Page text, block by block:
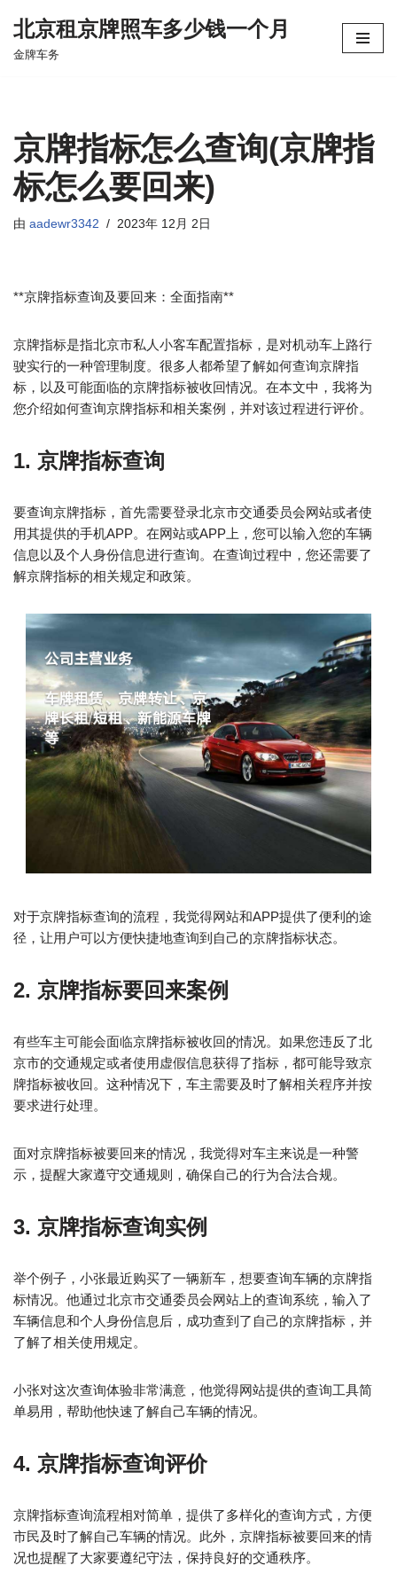
跳
北京租京牌照车多少钱一个月
金牌车务
京牌指标怎么查询(京牌指
标怎么要回来)
由 aadewr3342 2023年 12月 2日
**京牌指标查询及要回来：全面指南**
京牌指标是指北京市私人小客车配置指标，是对机动车上路行
驶实行的一种管理制度。很多人都希望了解如何查询京牌指
标，以及可能面临的京牌指标被收回情况。在本文中，我将为
您介绍如何查询京牌指标和相关案例，并对该过程进行评价。
1. 京牌指标查询
要查询京牌指标，首先需要登录北京市交通委员会网站或者使
用其提供的手机APP。在网站或APP上，您可以输入您的车辆
信息以及个人身份信息进行查询。在查询过程中，您还需要了
解京牌指标的相关规定和政策。
对于京牌指标查询的流程，我觉得网站和APP提供了便利的途
径，让用户可以方便快捷地查询到自己的京牌指标状态。
2. 京牌指标要回来案例
有些车主可能会面临京牌指标被收回的情况。如果您违反了北
京市的交通规定或者使用虚假信息获得了指标，都可能导致京
牌指标被收回。这种情况下，车主需要及时了解相关程序并按
要求进行处理。
面对京牌指标被要回来的情况，我觉得对车主来说是一种警
示，提醒大家遵守交通规则，确保自己的行为合法合规。
3. 京牌指标查询实例
举个例子，小张最近购买了一辆新车，想要查询车辆的京牌指
标情况。他通过北京市交通委员会网站上的查询系统，输入了
车辆信息和个人身份信息后，成功查到了自己的京牌指标，并
了解了相关使用规定。
小张对这次查询体验非常满意，他觉得网站提供的查询工具简
单易用，帮助他快速了解自己车辆的情况。
4. 京牌指标查询评价
京牌指标查询流程相对简单，提供了多样化的查询方式，方便
市民及时了解自己车辆的情况。此外，京牌指标被要回来的情
况也提醒了大家要遵纪守法，保持良好的交通秩序。